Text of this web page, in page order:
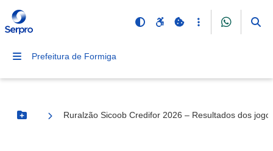
Prefeitura de Formiga
Botão Menu
Ruralzão Sicoob Credifor 2026 – Resultados dos